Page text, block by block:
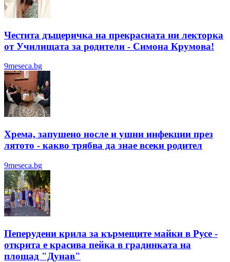
Честита дъщеричка на прекрасната ни лекторка
от Училищата за родители - Симона Крумова!
9meseca.bg
Хрема, запушено носле и ушни инфекции през
лятотo - какво трябва да знае всеки родител
9meseca.bg
Пеперудени крила за кърмещите майки в Русе -
открита е красива пейка в градинката на
площад "Дунав"